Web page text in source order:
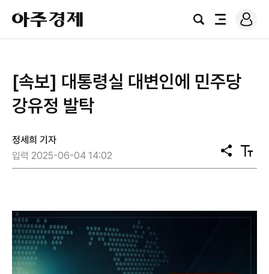
아
주
경
검
전
로
그
[속보] 대통령실 대변인에 민주당
강유정 발탁
정세희 기자
입력 2025-06-04 14:02
공
유
텍
스